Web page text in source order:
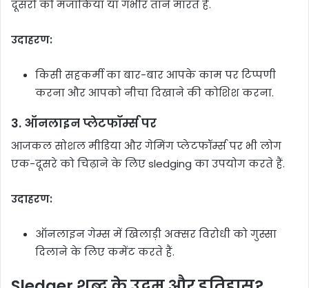
दूसरों को मजाकिया या गंभीर ताने मारते हैं.
उदाहरण:
किसी सहकर्मी का बार-बार आपके काम पर टिप्पणी
करना और आपको नीचा दिखाने की कोशिश करना.
3. ऑनलाइन प्लेटफॉर्म्स पर
आजकल सोशल मीडिया और गेमिंग प्लेटफॉर्म्स पर भी लोग
एक-दूसरे को चिढ़ाने के लिए sledging का उपयोग करते हैं.
उदाहरण:
ऑनलाइन गेम्स में खिलाड़ी अक्सर विरोधी को गुस्सा
दिलाने के लिए कमेंट करते हैं.